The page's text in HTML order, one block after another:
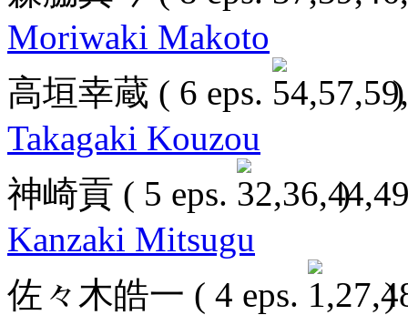
Moriwaki Makoto
高垣幸蔵 ( 6 eps.
)
Takagaki Kouzou
神崎貢 ( 5 eps.
)
Kanzaki Mitsugu
佐々木皓一 ( 4 eps.
)